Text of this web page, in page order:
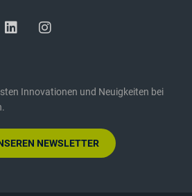
Innovationen und Neuigkeiten bei
NEWSLETTER